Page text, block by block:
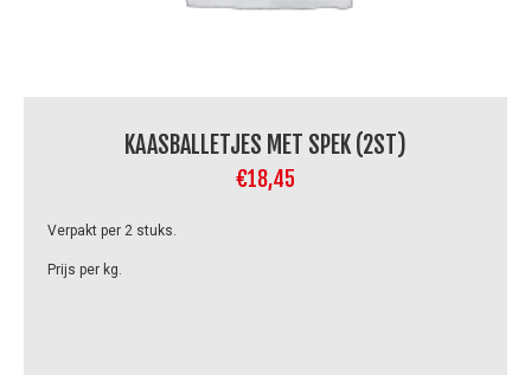
KAASBALLETJES MET SPEK (2ST)
€18,45
Verpakt per 2 stuks.
Prijs per kg.